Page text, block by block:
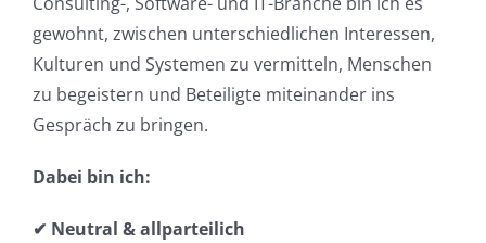
gewohnt, zwischen unterschiedlichen Interessen,
Kulturen und Systemen zu vermitteln, Menschen
zu begeistern und Beteiligte miteinander ins
Gespräch zu bringen.
Dabei bin ich:
✔ Neutral & allparteilich